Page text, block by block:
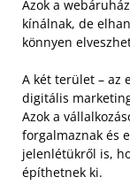
Azok a
kínálnak, de
könnyen
A két terület – az
digitális
Azok a
forgalmaznak és
jelenlétükről is,
építhetnek ki.